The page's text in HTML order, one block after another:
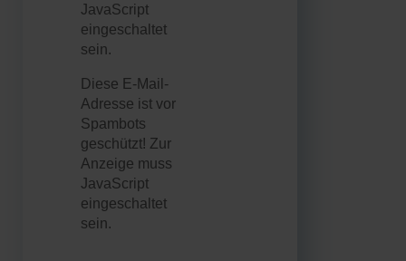
JavaScript
eingeschaltet
sein.
Diese E-Mail-
Adresse ist vor
Spambots
geschützt! Zur
Anzeige muss
JavaScript
eingeschaltet
sein.